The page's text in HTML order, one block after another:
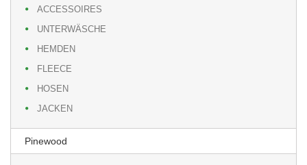
ACCESSOIRES
UNTERWÄSCHE
HEMDEN
FLEECE
HOSEN
JACKEN
Pinewood